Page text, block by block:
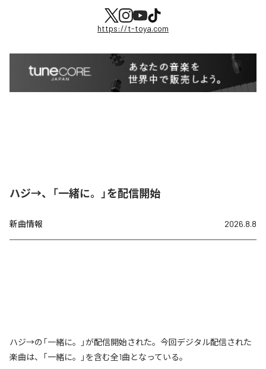
https://t-toya.com
ハジ→、「一緒に。」を配信開始
新曲情報 2026.8.8
ハジ→の「一緒に。」が配信開始された。今回デジタル配信された
楽曲は、「一緒に。」を含む全1曲となっている。